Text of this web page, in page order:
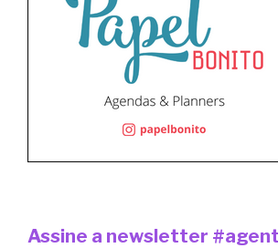
Assine a newsletter